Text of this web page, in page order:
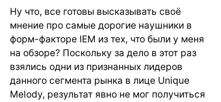
Ну что, все готовы высказывать своё
мнение про самые дорогие наушники в
форм-факторе IEM из тех, что были у меня
на обзоре? Поскольку за дело в этот раз
взялись одни из признанных лидеров
данного сегмента рынка в лице Unique
Melody, результат явно не мог получиться